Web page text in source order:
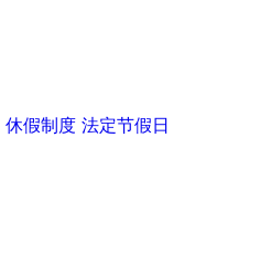
休假制度 法定节假日